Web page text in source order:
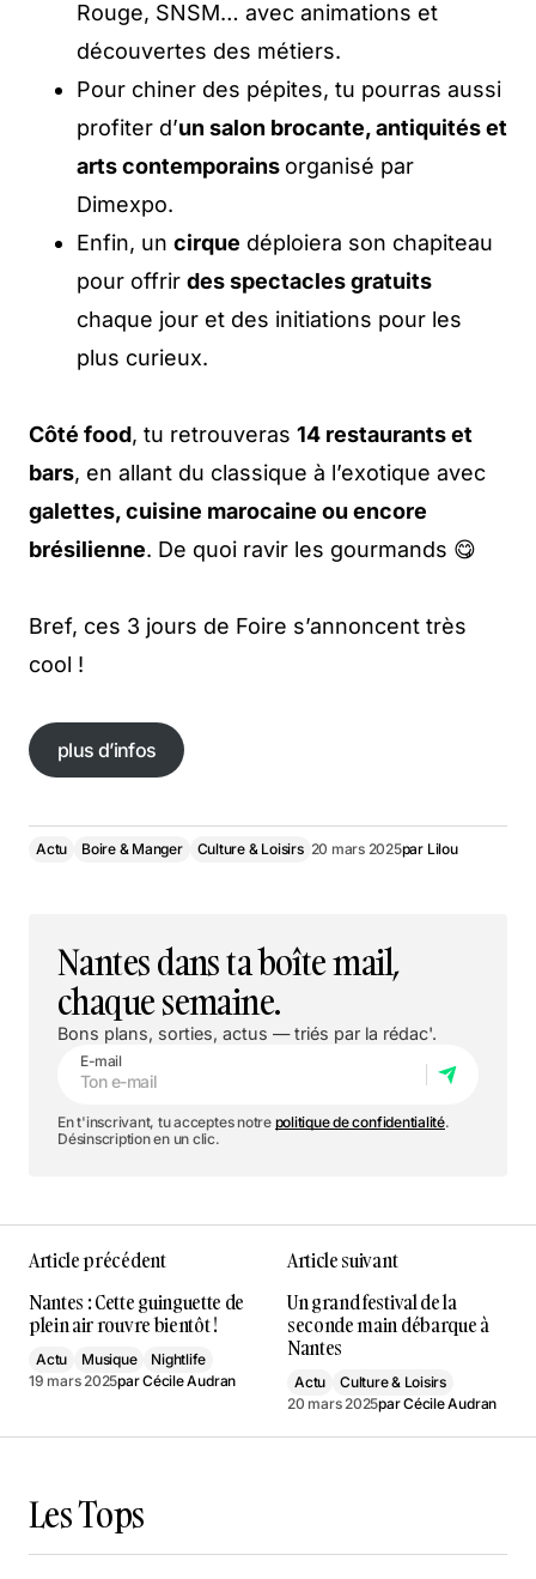
Rouge, SNSM… avec animations et
découvertes des métiers.
Pour chiner des pépites, tu pourras aussi
profiter d’un salon brocante, antiquités et
arts contemporains organisé par
Dimexpo.
Enfin, un cirque déploiera son chapiteau
pour offrir des spectacles gratuits
chaque jour et des initiations pour les
plus curieux.
Côté food, tu retrouveras 14 restaurants et
bars, en allant du classique à l’exotique avec
galettes, cuisine marocaine ou encore
brésilienne. De quoi ravir les gourmands 😋
Bref, ces 3 jours de Foire s’annoncent très
cool !
plus d’infos
plus d’infos
Actu Boire & Manger Culture & Loisirs 20 mars 2025par Lilou
Nantes dans ta boîte mail,
chaque semaine.
Bons plans, sorties, actus — triés par la rédac'.
E-mail
En t'inscrivant, tu acceptes notre politique de confidentialité.
Désinscription en un clic.
Article précédent
Nantes : Cette guinguette de
plein air rouvre bientôt !
Actu Musique
Nightlife
19 mars 2025parCécile Audran
Article suivant
Un grand festival de la
seconde main débarque à
Nantes
Actu
Culture & Loisirs
20 mars 2025parCécile Audran
Les Tops